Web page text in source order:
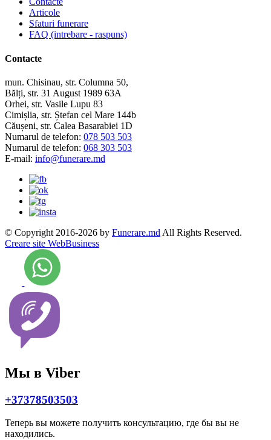
Articole
Sfaturi funerare
FAQ (intrebare - raspuns)
Contacte
mun. Chisinau, str. Columna 50,
Bălți, str. 31 August 1989 63A
Orhei, str. Vasile Lupu 83
Cimișlia, str. Ștefan cel Mare 144b
Căușeni, str. Calea Basarabiei 1D
Numarul de telefon: 078 503 503
Numarul de telefon: 068 303 503
E-mail: info@funerare.md
© Copyright 2016-2026 by Funerare.md All Rights Reserved.
Creare site WebBusiness
Мы в Viber
+37378503503
Теперь вы можете получить консультацию, где бы вы не
находились.